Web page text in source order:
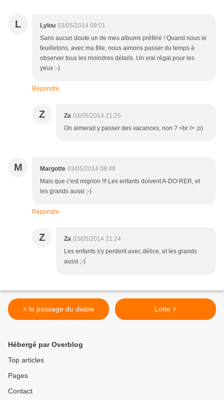
L Lylou 03/05/2014 09:01
Sans aucun doute un de mes albums préféré ! Quand nous le
feuilletons, avec ma fille, nous aimons passer du temps à
observer tous les moindres détails. Un vrai régal pour les
yeux :-)
Répondre
Z Za 03/05/2014 21:25
On aimerait y passer des vacances, non ? <br /> ;o)
M Margotte 03/05/2014 08:49
Mais que c'est mignon !!! Les enfants doivent A-DO-RER, et
les grands aussi ;-)
Répondre
Z Za 03/05/2014 21:24
Les enfants s'y perdent avec délice, et les grands
aussi ;-)
< le passage du diable Lotte >
Hébergé par Overblog
Top articles
Pages
Contact